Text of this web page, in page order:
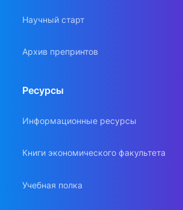
Научный старт
Архив препринтов
Ресурсы
Информационные ресурсы
Книги экономического факультета
Учебная полка